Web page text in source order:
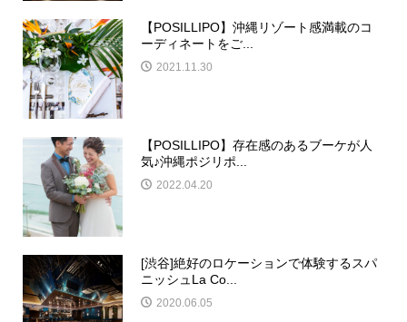
【POSILLIPO】沖縄リゾート感満載のコ
ーディネートをご...
2021.11.30
【POSILLIPO】存在感のあるブーケが人
気♪沖縄ポジリポ...
2022.04.20
[渋谷]絶好のロケーションで体験するスパ
ニッシュLa Co...
2020.06.05